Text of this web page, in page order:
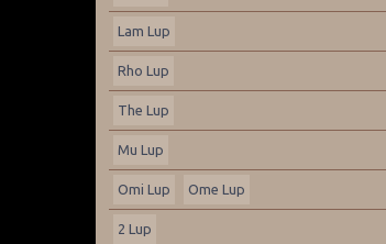
Lam Lup
Rho Lup
The Lup
Mu Lup
Omi Lup Ome Lup
2 Lup